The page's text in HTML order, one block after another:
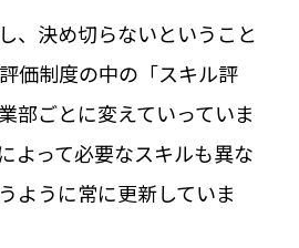
、決め切らないということ
価制度の中の「スキル評
部ごとに変えていっていま
よって必要なスキルも異な
ように常に更新していま